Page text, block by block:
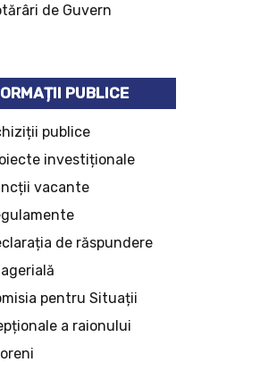
de Guvern
PUBLICE
publice
investiționale
vacante
de răspundere
pentru Situații
a raionului